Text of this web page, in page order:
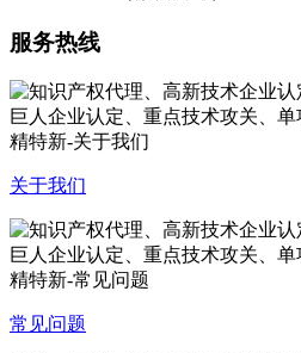
服务热线
关于我们
常见问题